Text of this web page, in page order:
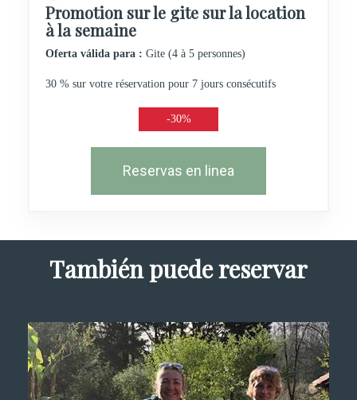
Promotion sur le gite sur la location
à la semaine
Oferta válida para : Gite (4 à 5 personnes)
30 % sur votre réservation pour 7 jours consécutifs
-30%
Reservas en linea
También puede reservar